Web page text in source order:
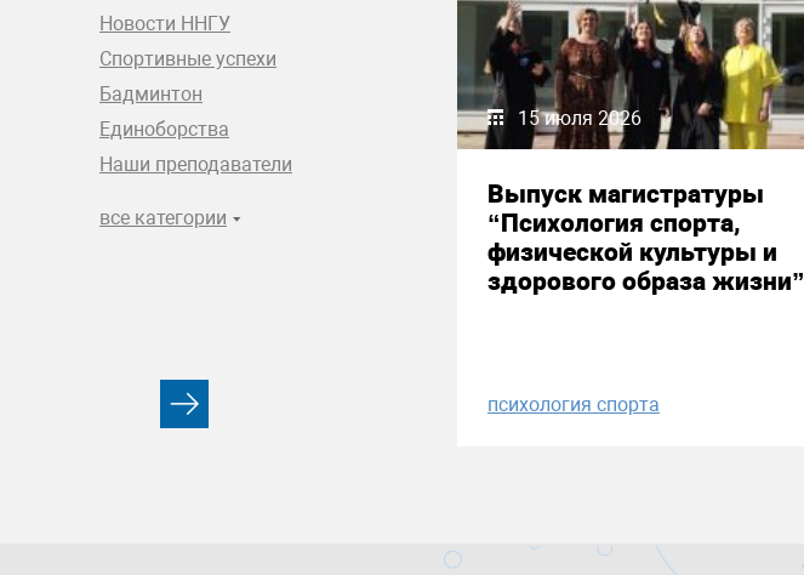
Новости ННГУ
Спортивные успехи
Бадминтон
Единоборства
Наши преподаватели
все категории
15 июля 2026
Выпуск магистратуры
“Психология спорта,
физической культуры и
здорового образа жизни”
психология спорта